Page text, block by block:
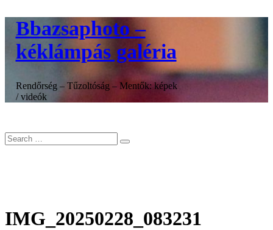
Skip
content
Bbazsaphoto –
kéklámpás galéria
Rendőrség – Tűzoltóság – Mentők: képek
/ videók
IMG_20250228_083231